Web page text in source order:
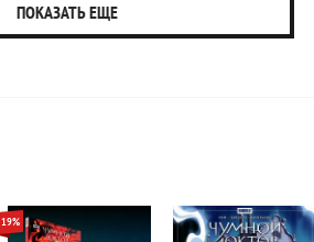
ПОКАЗАТЬ ЕЩЕ
19%